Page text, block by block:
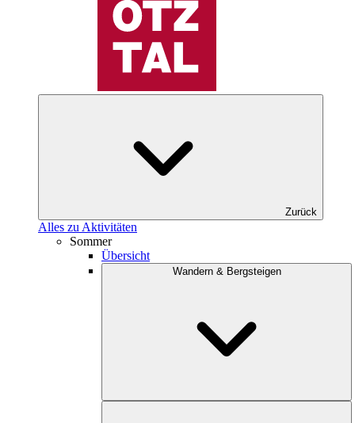
Zurück
Alles zu Aktivitäten
Sommer
Übersicht
Wandern & Bergsteigen